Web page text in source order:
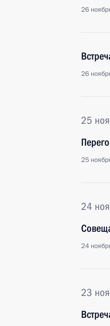
26
26
25
25
24
24
23